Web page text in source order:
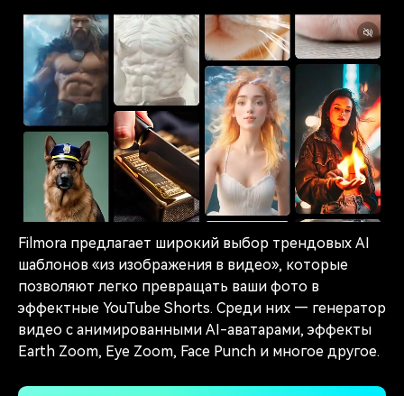
Filmora предлагает широкий выбор трендовых AI
шаблонов «из изображения в видео», которые
позволяют легко превращать ваши фото в
эффектные YouTube Shorts. Среди них — генератор
видео с анимированными AI-аватарами, эффекты
Earth Zoom, Eye Zoom, Face Punch и многое другое.